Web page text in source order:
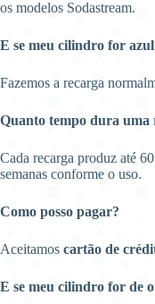
os modelos Sodastream.
E se meu cilindro for
Fazemos a recarga
Quanto tempo dura uma
Cada recarga produz até
semanas conforme o uso.
Como posso pagar?
Aceitamos cartão de
E se meu cilindro for de